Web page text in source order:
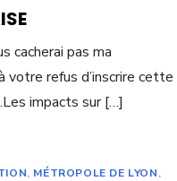
cacherai pas ma
refus d’inscrire cette
impacts sur […]
, MÉTROPOLE DE LYON,